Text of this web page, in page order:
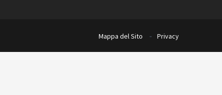
Mappa del Sito Privacy